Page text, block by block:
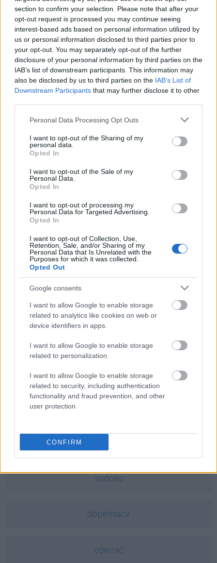
section to confirm your selection. Please note that after your
opt-out request is processed you may continue seeing
interest-based ads based on personal information utilized by
us or personal information disclosed to third parties prior to
your opt-out. You may separately opt-out of the further
disclosure of your personal information by third parties on the
IAB’s list of downstream participants. This information may
also be disclosed by us to third parties on the IAB’s List of
Downstream Participants that may further disclose it to other
Please note that this website/app uses one or more Google
not limited to your visit or usage behaviour. You may click to
grant or deny consent to Google and its third-party tags to
use your data for below specified purposes in below Google
consent section.
Personal Data Processing Opt Outs
I want to opt-out of the Sharing of my
personal data.
Opted In
I want to opt-out of the Sale of my
Personal Data.
Opted In
I want to opt-out of processing my
Personal Data for Targeted Advertising.
Opted In
I want to opt-out of Collection, Use,
Retention, Sale, and/or Sharing of my
Personal Data that Is Unrelated with the
Purposes for which it was collected.
Opted Out
Google consents
I want to allow Google to enable storage
related to analytics like cookies on web or
device identifiers in apps.
I want to allow Google to enable storage
related to personalization.
I want to allow Google to enable storage
related to security, including authentication
functionality and fraud prevention, and other
user protection.
CONFIRM
Gramatyka
rzeczownikrodzaj nijaki odmienny
formy w tabelce:
formy alfabetycznie:
czterdziestoleci; czterdziestolecia;
czterdziestoleciach; czterdziestoleciami;
czterdziestoleciom; czterdziestoleciu
ZGŁOŚ POPRAWKĘ
Pozostały wątpliwości? Brakuje czegoś w haśle?
Zobacz, co zyskują abonenci Dobrego słownika.
SPRAWDŹ
Często sprawdzane
Jak się nazywa rodzina zRomea i Julii?
Poprawne użycie
Ciekawostki
— Uzus? To może dodacie poszłem?
niedźwiedź— Jak się nazywają świąteczne dni tygodnia u
niedźwiedzi?
Mogą Cię zainteresować również hasła
sudoku
dopełniacz
opierać